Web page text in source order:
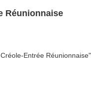
Réunionnaise